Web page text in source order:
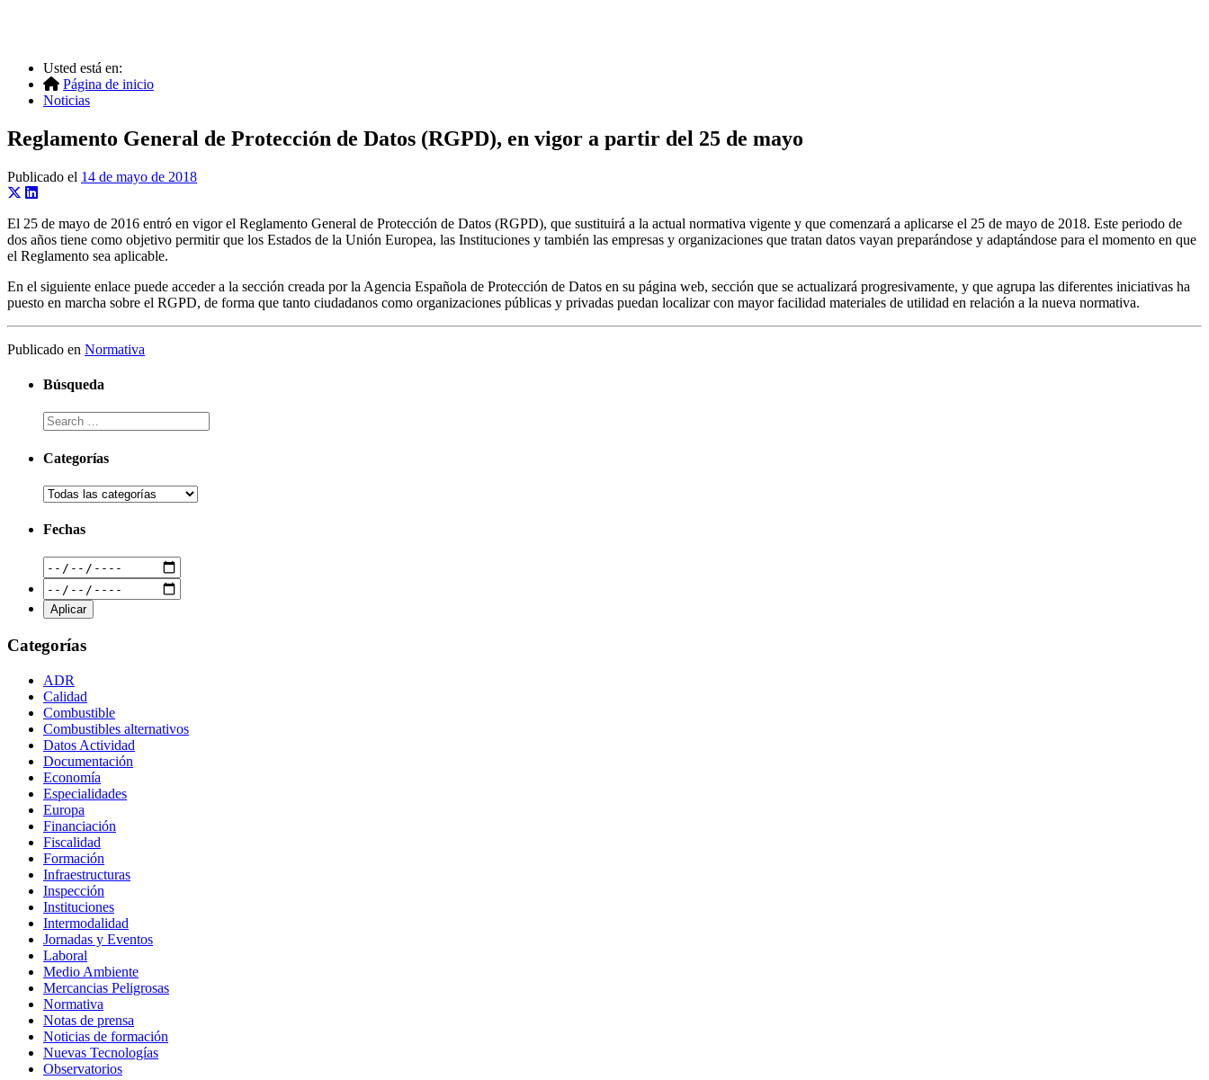
Usted está en:
Página de inicio
Noticias
Reglamento General de Protección de Datos (RGPD), en vigor a partir del 25 de mayo
Publicado el 14 de mayo de 2018
El 25 de mayo de 2016 entró en vigor el Reglamento General de Protección de Datos (RGPD), que sustituirá a la actual normativa vigente y que comenzará a aplicarse el 25 de mayo de 2018. Este periodo de
dos años tiene como objetivo permitir que los Estados de la Unión Europea, las Instituciones y también las empresas y organizaciones que tratan datos vayan preparándose y adaptándose para el momento en que
el Reglamento sea aplicable.
En el siguiente enlace puede acceder a la sección creada por la Agencia Española de Protección de Datos en su página web, sección que se actualizará progresivamente, y que agrupa las diferentes iniciativas ha
puesto en marcha sobre el RGPD, de forma que tanto ciudadanos como organizaciones públicas y privadas puedan localizar con mayor facilidad materiales de utilidad en relación a la nueva normativa.
Publicado en Normativa
Búsqueda
Categorías
Fechas
Categorías
ADR
Calidad
Combustible
Combustibles alternativos
Datos Actividad
Documentación
Economía
Especialidades
Europa
Financiación
Fiscalidad
Formación
Infraestructuras
Inspección
Instituciones
Intermodalidad
Jornadas y Eventos
Laboral
Medio Ambiente
Mercancias Peligrosas
Normativa
Notas de prensa
Noticias de formación
Nuevas Tecnologías
Observatorios